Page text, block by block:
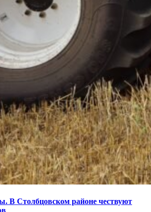
В Столбцовском районе чествуют